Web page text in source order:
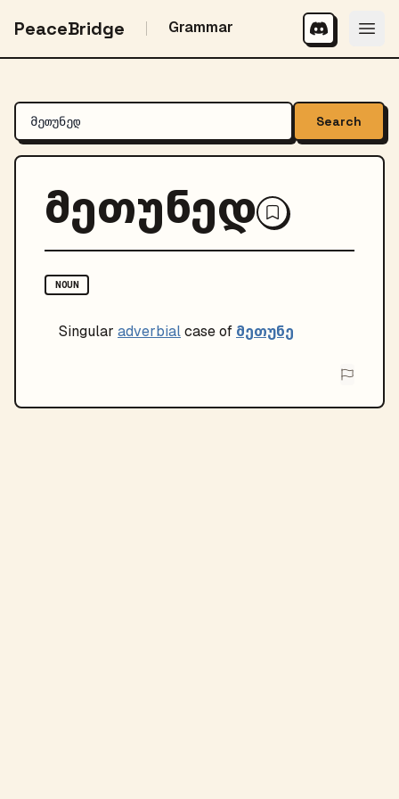
PeaceBridge Grammar
Search
მეთუნედ
NOUN
Singular adverbialcase of მეთუნე